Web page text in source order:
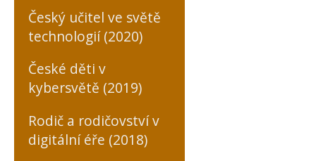
Český učitel ve světě
technologií (2020)
České děti v
kybersvětě (2019)
Rodič a rodičovství v
digitální éře (2018)